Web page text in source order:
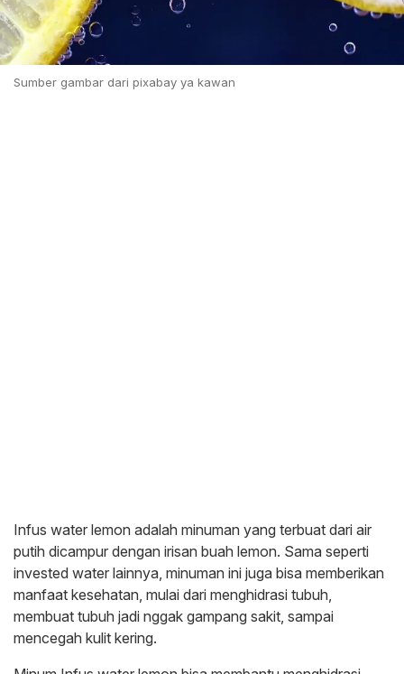
Sumber gambar dari pixabay ya kawan
Infus water lemon adalah minuman yang terbuat dari air
putih dicampur dengan irisan buah lemon. Sama seperti
invested water lainnya, minuman ini juga bisa memberikan
manfaat kesehatan, mulai dari menghidrasi tubuh,
membuat tubuh jadi nggak gampang sakit, sampai
mencegah kulit kering.